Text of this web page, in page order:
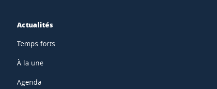
Actualités
Temps forts
À la une
Agenda